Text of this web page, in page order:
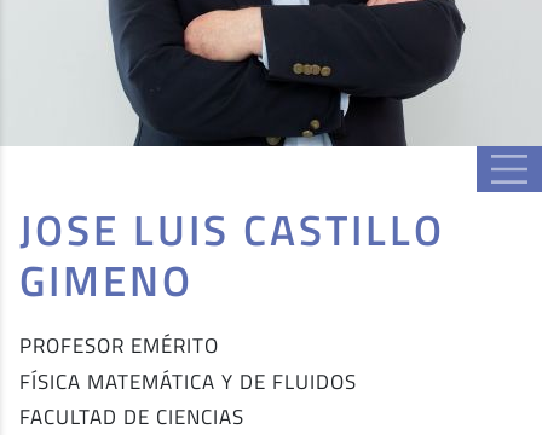
JOSE LUIS CASTILLO
GIMENO
PROFESOR EMÉRITO
FÍSICA MATEMÁTICA Y DE FLUIDOS
FACULTAD DE CIENCIAS